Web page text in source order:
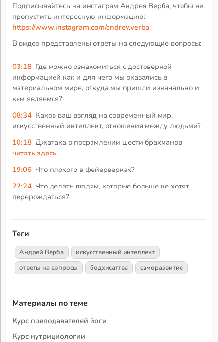
Подписывайтесь на инстаграм Андрея Верба, чтобы не
пропустить интересную информацию:
https://www.instagram.com/andrey.verba
В видео представлены ответы на следующие вопросы:
03:18 Где можно ознакомиться с достоверной
информацией как и для чего мы оказались в
материальном мире, откуда мы пришли изначально и
кем являемся?
08:34 Каков ваш взгляд на современный мир,
искусственный интеллект, отношения между людьми?
10:18 Джатака о посрамлении шести брахманов
читать здесь
19:06 Что плохого в фейерверках?
22:24 Что делать людям, которые больше не хотят
перерождаться?
Теги
Андрей Верба
искусственный интеллект
ответы на вопросы
бодхисаттва саморазвитие
Материалы по теме
Курс преподавателей йоги
Курс нутрициологии